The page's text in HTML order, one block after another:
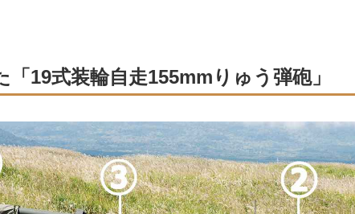
「19式装輪自走155mmりゅう弾砲」